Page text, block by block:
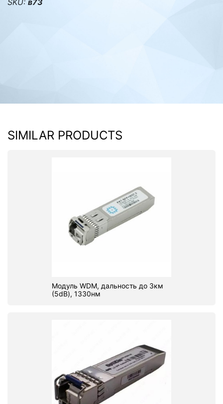
SKU: в73
SIMILAR PRODUCTS
Модуль WDM, дальность до 3км
(5dB), 1330нм